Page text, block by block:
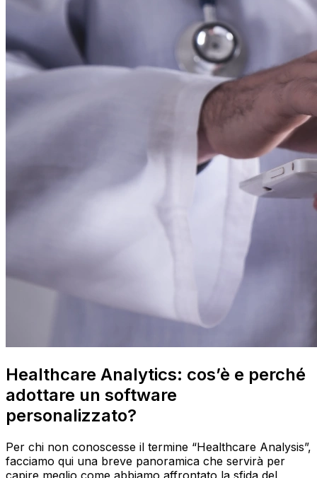
Healthcare Analytics: cos’è e perché
adottare un software
personalizzato?
Per chi non conoscesse il termine “Healthcare Analysis”,
facciamo qui una breve panoramica che servirà per